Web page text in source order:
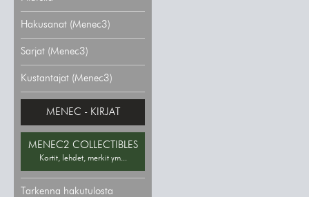
Hakusanat (Menec3)
Sarjat (Menec3)
Kustantajat (Menec3)
MENEC - KIRJAT
MENEC2 COLLECTIBLES
Kortit, lehdet, merkit ym...
Tarkenna hakutulosta